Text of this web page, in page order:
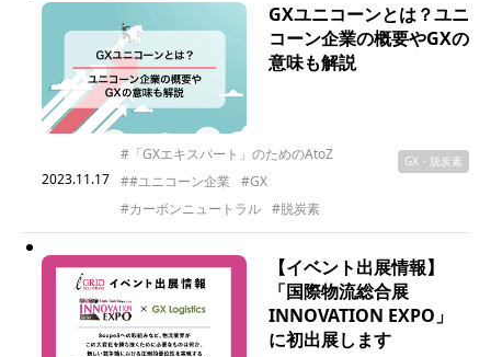
GXユニコーンとは？ユニ
コーン企業の概要やGXの
意味も解説
2023.11.17
#「GXエキスパート」のためのAtoZ
##ユニコーン企業
#GX
#カーボンニュートラル
#脱炭素
GX・脱炭素
【イベント出展情報】
「国際物流総合展
INNOVATION EXPO」
に初出展します